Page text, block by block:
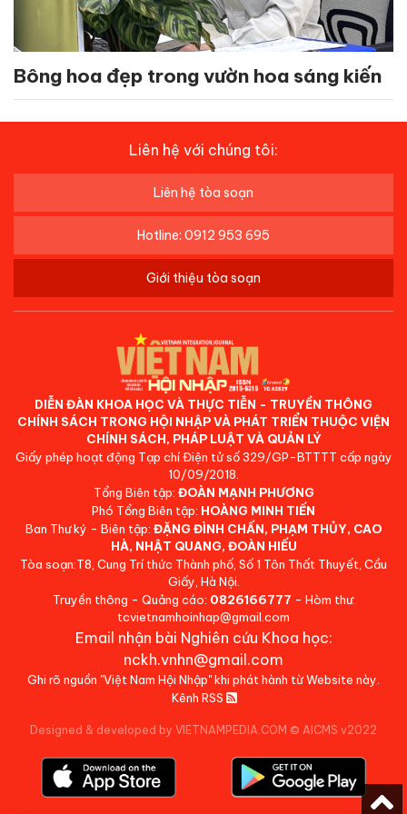
Bông hoa đẹp trong vườn hoa sáng kiến
Liên hệ với chúng tôi:
Liên hệ tòa soạn
Hotline: 0912 953 695
Giới thiệu tòa soạn
DIỄN ĐÀN KHOA HỌC VÀ THỰC TIỄN - TRUYỀN THÔNG
CHÍNH SÁCH TRONG HỘI NHẬP VÀ PHÁT TRIỂN THUỘC VIỆN
CHÍNH SÁCH, PHÁP LUẬT VÀ QUẢN LÝ
Giấy phép hoạt động Tạp chí Điện tử số 329/GP-BTTTT cấp ngày
10/09/2018.
Tổng Biên tập: ĐOÀN MẠNH PHƯƠNG
Phó Tổng Biên tập: HOÀNG MINH TIẾN
Ban Thư ký - Biên tập: ĐẶNG ĐÌNH CHẤN, PHẠM THỦY, CAO
HÀ, NHẬT QUANG, ĐOÀN HIẾU
Tòa soạn:T8, Cung Trí thức Thành phố, Số 1 Tôn Thất Thuyết, Cầu
Giấy, Hà Nội.
Truyền thông - Quảng cáo: 0826166777 - Hòm thư:
tcvietnamhoinhap@gmail.com
Email nhận bài Nghiên cứu Khoa học:
nckh.vnhn@gmail.com
Ghi rõ nguồn "Việt Nam Hội Nhập" khi phát hành từ Website này.
Kênh RSS
Designed & developed by VIETNAMPEDIA.COM © AICMS v2022